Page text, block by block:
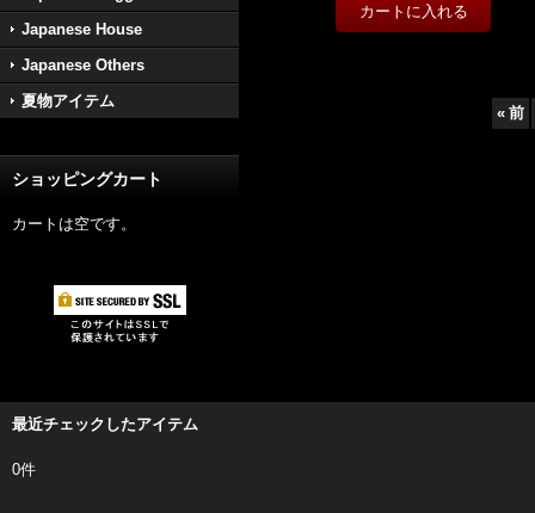
Japanese House
Japanese Others
夏物アイテム
ショッピングカート
カートは空です。
« 前
最近チェックしたアイテム
0件